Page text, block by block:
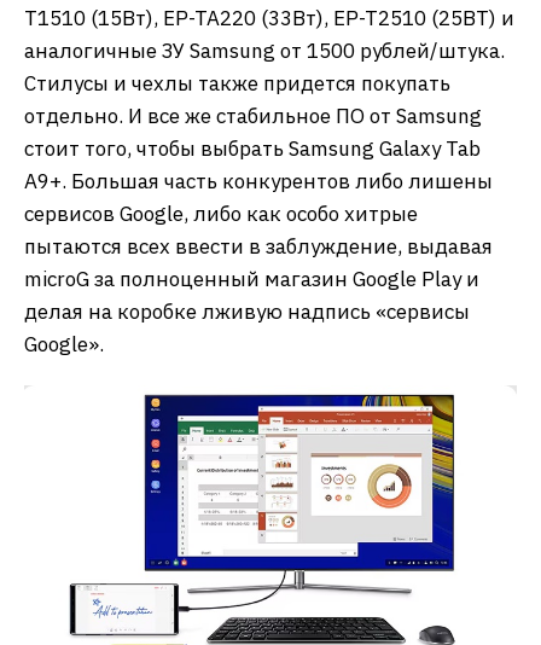
T1510 (15Вт), EP-TA220 (33Вт), EP-T2510 (25ВТ) и
аналогичные ЗУ Samsung от 1500 рублей/штука.
Стилусы и чехлы также придется покупать
отдельно. И все же стабильное ПО от Samsung
стоит того, чтобы выбрать Samsung Galaxy Tab
A9+. Большая часть конкурентов либо лишены
сервисов Google, либо как особо хитрые
пытаются всех ввести в заблуждение, выдавая
microG за полноценный магазин Google Play и
делая на коробке лживую надпись «сервисы
Google».